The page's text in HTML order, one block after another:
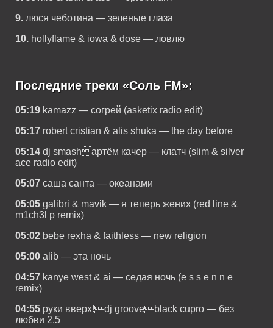
9. люся чеботина — зеленые глаза
10. hollyflame & iowa & dose — ловлю
Последние треки «Соль FM»:
05:19 kamazz — согрей (asketix radio edit)
05:17 robert cristian & alis shuka — the day before
05:14 dj smashартём качер — клатч (slim & silver
ace radio edit)
05:07 саша санта — океанами
05:05 galibri & mavik — я теперь жених (red line &
m1ch3l p remix)
05:02 bebe rexha & faithless — new religion
05:00 alib — эта ночь
04:57 kanye west & ai — седая ночь (e s s e n n e
remix)
04:55 руки вверх!dj grooveblack cupro — без
любви 2.5